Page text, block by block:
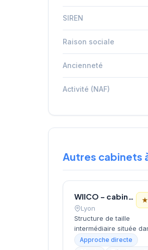
SIREN
Raison sociale
Ancienneté
Activité (NAF)
Autres cabinets
WIICO – cabinet de recrutement
Lyon
Structure de taille
intermédiaire située
3e arrondissement de
Approche directe